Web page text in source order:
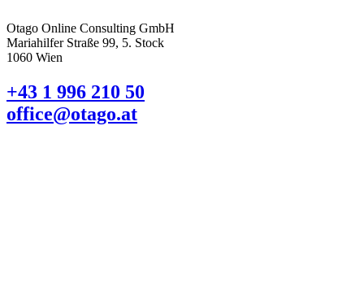
Otago Online Consulting GmbH
Mariahilfer Straße 99, 5. Stock
1060 Wien
+43 1 996 210 50
office@otago.at